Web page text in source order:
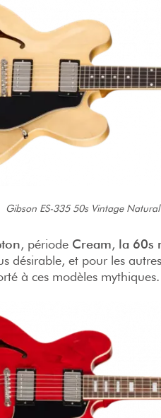
Gibson ES-335 50s Vintage
, période Cream, la 60s
désirable, et pour les
à ces modèles mythiques.